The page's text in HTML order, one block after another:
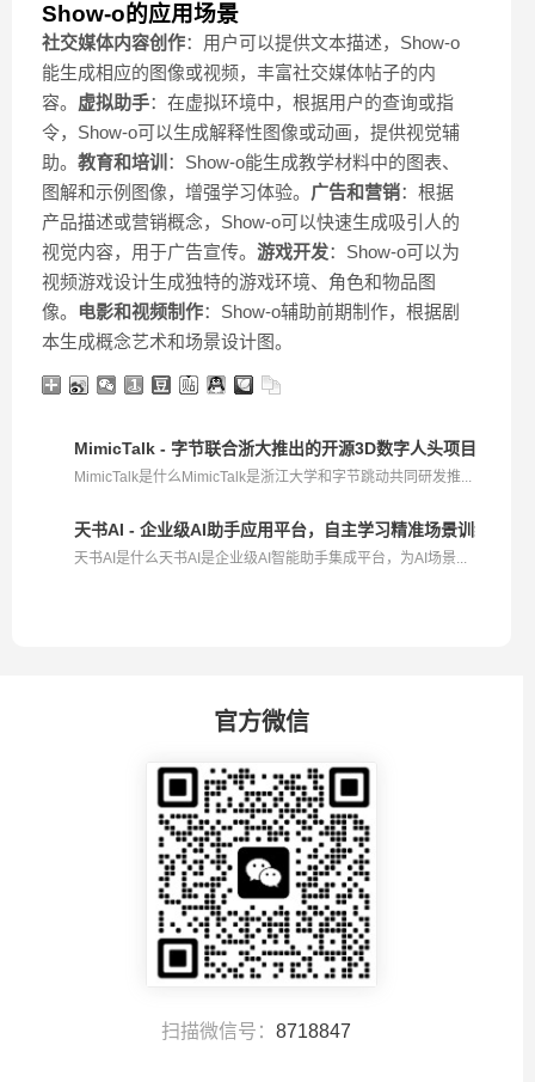
Show-o的应用场景
社交媒体内容创作：用户可以提供文本描述，Show-o
能生成相应的图像或视频，丰富社交媒体帖子的内
容。 虚拟助手：在虚拟环境中，根据用户的查询或指
令，Show-o可以生成解释性图像或动画，提供视觉辅
助。 教育和培训 ：Show-o能生成教学材料中的图表、
图解和示例图像，增强学习体验。 广告和营销：根据
产品描述或营销概念，Show-o可以快速生成吸引人的
视觉内容，用于广告宣传。 游戏开发：Show-o可以为
视频游戏设计生成独特的游戏环境、角色和物品图
像。
电影和视频制作：Show-o辅助前期制作，根据剧
本生成概念艺术和场景设计图。
MimicTalk - 字节联合浙大推出的开源3D数字人头项目
MimicTalk是什么MimicTalk是浙江大学和字节跳动共同研发推...
天书AI - 企业级AI助手应用平台，自主学习精准场景训练等功
天书AI是什么天书AI是企业级AI智能助手集成平台，为AI场景...
官方微信
扫描微信号： 8718847